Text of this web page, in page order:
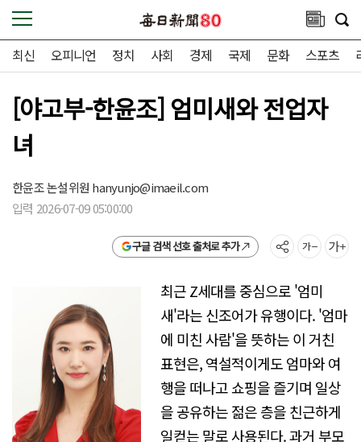
최신 오피니언 정치 사회 경제 국제 문화 스포츠
[야고부-한윤조] 엄미새와 전업자
녀
한윤조 논설위원 hanyunjo@imaeil.com
입력 2026-07-09 05:00:00
구글 검색 선호 출처로 추가
최근 Z세대를 중심으로 '엄미
새'라는 신조어가 유행이다. '엄마
에 미친 사람'을 뜻하는 이 거친
표현은, 역설적이게도 엄마와 여
행을 떠나고 쇼핑을 즐기며 일상
을 공유하는 젊은 층을 친근하게
일컫는 말로 사용된다. 과거 부모